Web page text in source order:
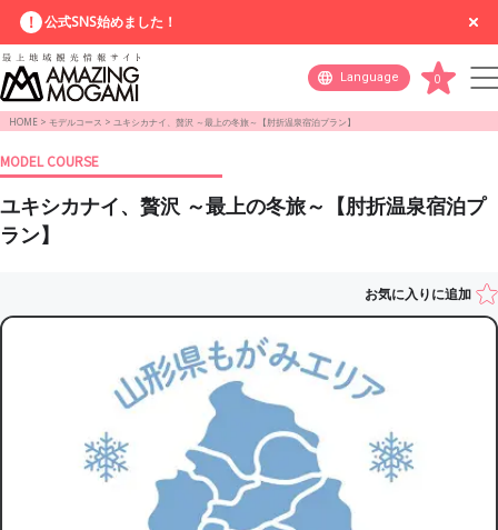
公式SNS始めました！
Language 0
HOME > モデルコース > ユキシカナイ、贅沢 ～最上の冬旅～【肘折温泉宿泊プラン】
MODEL COURSE
ユキシカナイ、贅沢 ～最上の冬旅～【肘折温泉宿泊プ
ラン】
お気に入りに追加